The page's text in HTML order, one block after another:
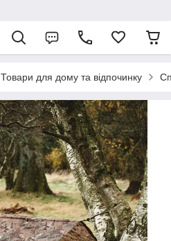
Товари для дому та відпочинку